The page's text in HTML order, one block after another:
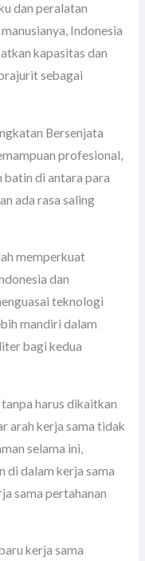
dan peralatan
Indonesia
kapasitas dan
sebagai
Bersenjata
profesional,
batin di antara para
ada rasa saling
memperkuat
dan
teknologi
mandiri dalam
bagi kedua
harus dikaitkan
arah kerja sama tidak
selama ini,
di dalam kerja sama
sama pertahanan
kerja sama